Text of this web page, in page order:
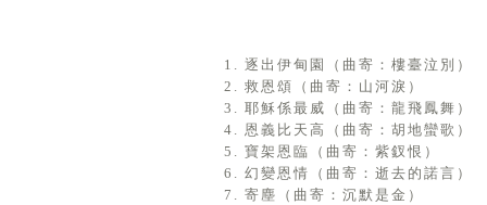
1. 逐出伊甸園（曲寄：樓臺泣別）
2. 救恩頌（曲寄：山河淚）
3. 耶穌係最威（曲寄：龍飛鳳舞）
4. 恩義比天高（曲寄：胡地蠻歌）
5. 寶架恩臨（曲寄：紫釵恨）
6. 幻變恩情（曲寄：逝去的諾言）
7. 寄塵（曲寄：沉默是金）